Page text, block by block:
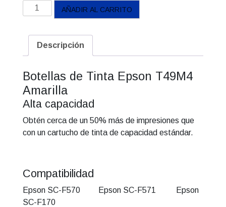
Botella
de
Epson
Ultrachrome
T49M420
Amarilla
cantidad
AÑADIR AL CARRITO
Descripción
Botellas de Tinta Epson T49M4
Amarilla
Alta capacidad
Obtén cerca de un 50% más de impresiones que
con un cartucho de tinta de capacidad estándar.
Compatibilidad
Epson SC-F570 Epson SC-F571 Epson
SC-F170